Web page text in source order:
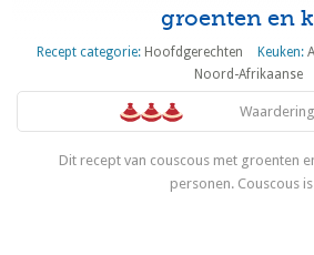
groenten en
Recept categorie: Hoofdgerechten Keuken:
Noord-Afrikaanse
Dit recept van couscous met groenten
personen. Couscous is